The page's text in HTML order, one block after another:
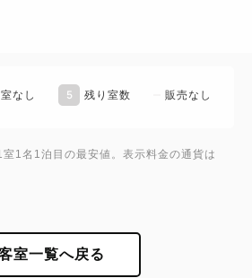
なし 5 残り室数 販売なし
1名1泊目の最安値。表示料金の通貨は
室一覧へ戻る